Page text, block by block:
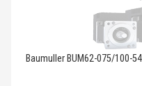
Baumuller BUM62-075/100-